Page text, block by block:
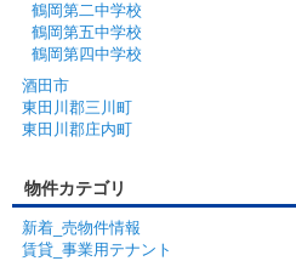
鶴岡第二中学校
鶴岡第五中学校
鶴岡第四中学校
酒田市
東田川郡三川町
東田川郡庄内町
物件カテゴリ
新着_売物件情報
賃貸_事業用テナント